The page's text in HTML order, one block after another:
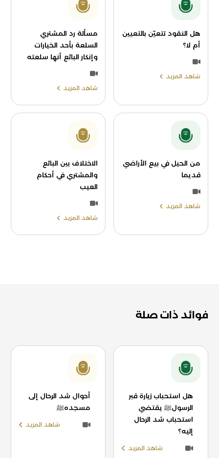
هل النقود تتعيّن بالتعيين
أم لا؟
شاهد المزيد
مسألة رد المشتري
السلعة بأحد الخيارات
وإنكار البائع أنها سلعته
شاهد المزيد
من الحيل في بيع الأراضي
قديما
شاهد المزيد
الاختلاف بين البائع
والمشتري في أحكام
العيب
شاهد المزيد
فوائد ذات صلة
هل استحباب زيارة قبر
الرسولﷺ يقتضي
استحباب شد الرحال
إليه؟
شاهد المزيد
أحوال شد الرحال إلى
مسجدهﷺ
شاهد المزيد